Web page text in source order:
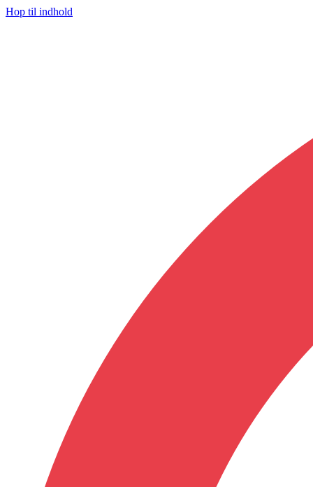
Hop til indhold